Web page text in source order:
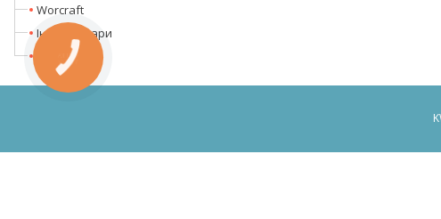
Worcraft
Інтим товари
Кентавр
КНОПКА
ЗВ'ЯЗКУ